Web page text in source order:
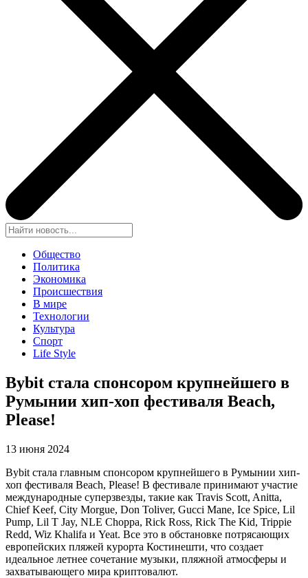
Общество
Политика
Экономика
Происшествия
В мире
Технологии
Культура
Спорт
Life Style
Bybit стала спонсором крупнейшего в
Румынии хип-хоп фестиваля Beach,
Please!
13 июня 2024
Bybit стала главным спонсором крупнейшего в Румынии хип-
хоп фестиваля Beach, Please! В фестивале принимают участие
международные суперзвезды, такие как Travis Scott, Anitta,
Chief Keef, City Morgue, Don Toliver, Gucci Mane, Ice Spice, Lil
Pump, Lil T Jay, NLE Choppa, Rick Ross, Rick The Kid, Trippie
Redd, Wiz Khalifa и Yeat. Все это в обстановке потрясающих
европейских пляжей курорта Костинешти, что создает
идеальное летнее сочетание музыки, пляжной атмосферы и
захватывающего мира криптовалют.